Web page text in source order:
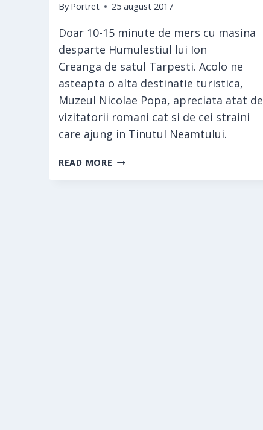
By Portret 25 august 2017
Doar 10-15 minute de mers cu masina
desparte Humulestiul lui Ion
Creanga de satul Tarpesti. Acolo ne
asteapta o alta destinatie turistica,
Muzeul Nicolae Popa, apreciata atat de
vizitatorii romani cat si de cei straini
care ajung in Tinutul Neamtului.
READ MORE MUZEUL